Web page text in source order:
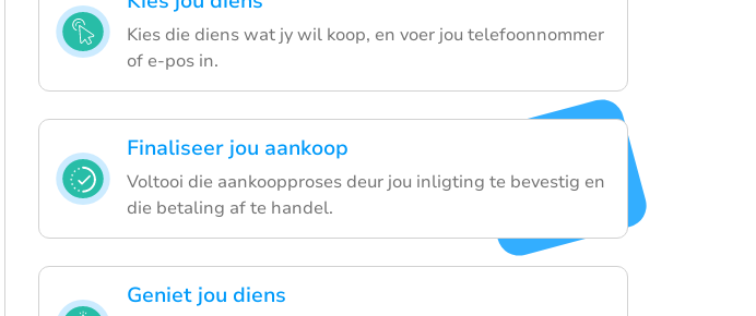
Kies die diens wat jy wil koop, en voer jou telefoonnommer
of e-pos in.
Finaliseer jou aankoop
Voltooi die aankoopproses deur jou inligting te bevestig en
die betaling af te handel.
Geniet jou diens